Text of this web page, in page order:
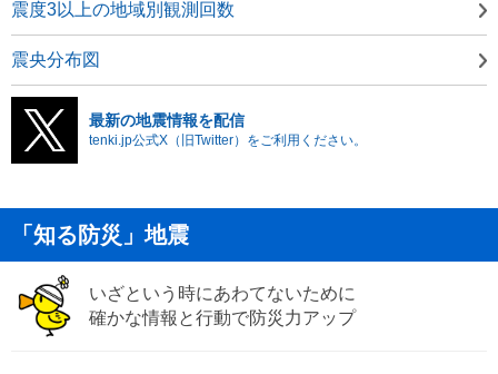
震度3以上の地域別観測回数
震央分布図
最新の地震情報を配信
tenki.jp公式X（旧Twitter）をご利用ください。
「知る防災」地震
いざという時にあわてないために
確かな情報と行動で防災力アップ